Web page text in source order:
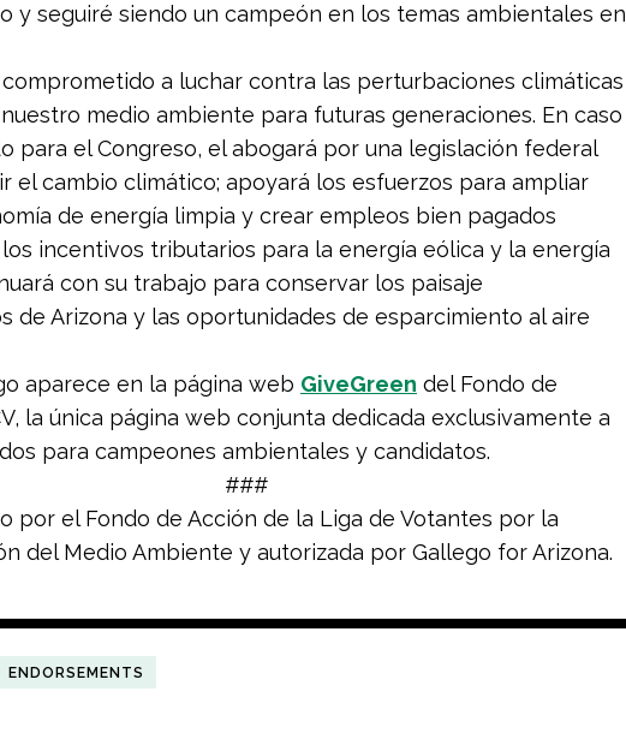
y seguiré siendo un campeón en los temas ambientales en
a luchar contra las perturbaciones climáticas
medio ambiente para futuras generaciones. En caso
para el Congreso, el abogará por una legislación federal
el cambio climático; apoyará los esfuerzos para ampliar
de energía limpia y crear empleos bien pagados
incentivos tributarios para la energía eólica y la energía
con su trabajo para conservar los paisaje
de Arizona y las oportunidades de esparcimiento al aire
aparece en la página web GiveGreen del Fondo de
la única página web conjunta dedicada exclusivamente a
para campeones ambientales y candidatos.
###
por el Fondo de Acción de la Liga de Votantes por la
del Medio Ambiente y autorizada por Gallego for Arizona.
ENDORSEMENTS